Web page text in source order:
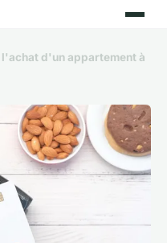
d'un appartement à